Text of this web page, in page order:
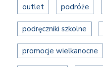
outlet podróże
podręczniki szkolne
promocje wielkanocne